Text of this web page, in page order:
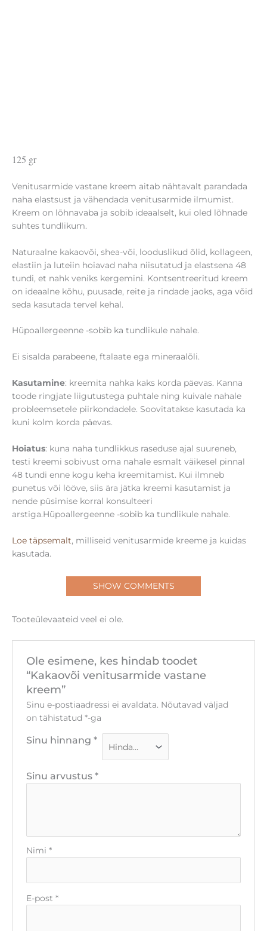
125 gr
Venitusarmide vastane kreem aitab nähtavalt parandada
naha elastsust ja vähendada venitusarmide ilmumist.
Kreem on lõhnavaba ja sobib ideaalselt, kui oled lõhnade
suhtes tundlikum.
Naturaalne kakaovõi, shea-või, looduslikud õlid, kollageen,
elastiin ja luteiin hoiavad naha niisutatud ja elastsena 48
tundi, et nahk veniks kergemini. Kontsentreeritud kreem
on ideaalne kõhu, puusade, reite ja rindade jaoks, aga võid
seda kasutada tervel kehal.
Hüpoallergeenne -sobib ka tundlikule nahale.
Ei sisalda parabeene, ftalaate ega mineraalõli.
Kasutamine: kreemita nahka kaks korda päevas. Kanna
toode ringjate liigutustega puhtale ning kuivale nahale
probleemsetele piirkondadele. Soovitatakse kasutada ka
kuni kolm korda päevas.
Hoiatus: kuna naha tundlikkus raseduse ajal suureneb,
testi kreemi sobivust oma nahale esmalt väikesel pinnal
48 tundi enne kogu keha kreemitamist. Kui ilmneb
punetus või lööve, siis ära jätka kreemi kasutamist ja
nende püsimise korral konsulteeri
arstiga.Hüpoallergeenne -sobib ka tundlikule nahale.
Loe täpsemalt, milliseid venitusarmide kreeme ja kuidas
kasutada.
SHOW COMMENTS
Tooteülevaateid veel ei ole.
Ole esimene, kes hindab toodet
“Kakaovõi venitusarmide vastane
kreem”
Sinu e-postiaadressi ei avaldata. Nõutavad väljad
on tähistatud *-ga
Sinu hinnang *
Sinu arvustus *
Nimi *
E-post *